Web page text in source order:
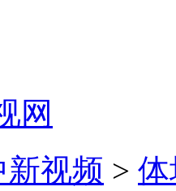
网
新视频 >